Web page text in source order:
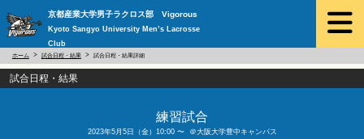
京都産業大学男子ラクロス部 Vigorous
Kyoto Sangyo University Men’s Lacrosse
Club
ホーム 試合日程・結果 試合日程・結果詳細
試合日程・結果
練習試合
2023年5月5日（金）10:00 〜 ＠大阪大学豊中キャンパス